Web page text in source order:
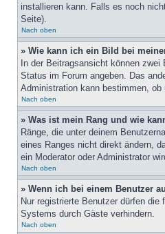
installieren kann. Falls es noch
Seite).
Nach oben
» Wie kann ich ein Bild bei
In der Beitragsansicht können
Status im Forum angeben. Das
Administration kann bestimmen,
Nach oben
» Was ist mein Rang und wie
Ränge, die unter deinem
eines Ranges nicht direkt ändern,
ein Moderator oder Administrator
Nach oben
» Wenn ich bei einem Benutzer
Nur registrierte Benutzer dürfen
Systems durch Gäste verhindern.
Nach oben